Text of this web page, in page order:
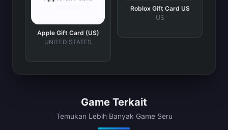
Apple Gift Card (US)
UNITED STATES
Roblox Gift Card US
US
Game Terkait
Temukan Lebih Banyak Game Seru